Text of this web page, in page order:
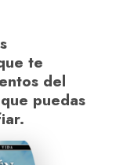
te
del
puedas